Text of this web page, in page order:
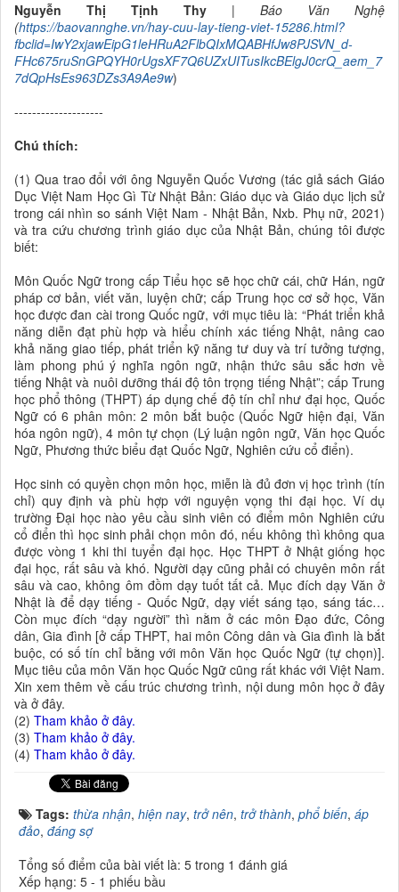
Nguyễn Thị Tịnh Thy | Báo Văn Nghệ
(https://baovannghe.vn/hay-cuu-lay-tieng-viet-15286.html?
fbclid=IwY2xjawEipG1leHRuA2FlbQIxMQABHfJw8PJSVN_d-
FHc675ruSnGPQYH0rUgsXF7Q6UZxUITusIkcBElgJ0crQ_aem_7
7dQpHsEs963DZs3A9Ae9w)
--------------------
Chú thích:
(1) Qua trao đổi với ông Nguyễn Quốc Vương (tác giả sách Giáo
Dục Việt Nam Học Gì Từ Nhật Bản: Giáo dục và Giáo dục lịch sử
trong cái nhìn so sánh Việt Nam - Nhật Bản, Nxb. Phụ nữ, 2021)
và tra cứu chương trình giáo dục của Nhật Bản, chúng tôi được
biết:
Môn Quốc Ngữ trong cấp Tiểu học sẽ học chữ cái, chữ Hán, ngữ
pháp cơ bản, viết văn, luyện chữ; cấp Trung học cơ sở học, Văn
học được đan cài trong Quốc ngữ, với mục tiêu là: “Phát triển khả
năng diễn đạt phù hợp và hiểu chính xác tiếng Nhật, nâng cao
khả năng giao tiếp, phát triển kỹ năng tư duy và trí tưởng tượng,
làm phong phú ý nghĩa ngôn ngữ, nhận thức sâu sắc hơn về
tiếng Nhật và nuôi dưỡng thái độ tôn trọng tiếng Nhật”; cấp Trung
học phổ thông (THPT) áp dụng chế độ tín chỉ như đại học, Quốc
Ngữ có 6 phân môn: 2 môn bắt buộc (Quốc Ngữ hiện đại, Văn
hóa ngôn ngữ), 4 môn tự chọn (Lý luận ngôn ngữ, Văn học Quốc
Ngữ, Phương thức biểu đạt Quốc Ngữ, Nghiên cứu cổ điển).
Học sinh có quyền chọn môn học, miễn là đủ đơn vị học trình (tín
chỉ) quy định và phù hợp với nguyện vọng thi đại học. Ví dụ
trường Đại học nào yêu cầu sinh viên có điểm môn Nghiên cứu
cổ điển thì học sinh phải chọn môn đó, nếu không thì không qua
được vòng 1 khi thi tuyển đại học. Học THPT ở Nhật giống học
đại học, rất sâu và khó. Người dạy cũng phải có chuyên môn rất
sâu và cao, không ôm đồm dạy tuốt tất cả. Mục đích dạy Văn ở
Nhật là để dạy tiếng - Quốc Ngữ, dạy viết sáng tạo, sáng tác…
Còn mục đích “dạy người” thì nằm ở các môn Đạo đức, Công
dân, Gia đình [ở cấp THPT, hai môn Công dân và Gia đình là bắt
buộc, có số tín chỉ bằng với môn Văn học Quốc Ngữ (tự chọn)].
Mục tiêu của môn Văn học Quốc Ngữ cũng rất khác với Việt Nam.
Xin xem thêm về cấu trúc chương trình, nội dung môn học ở đây
và ở đây.
(2) Tham khảo ở đây.
(3) Tham khảo ở đây.
(4) Tham khảo ở đây.
Tags: thừa nhận, hiện nay, trở nên, trở thành, phổ biến, áp
đảo, đáng sợ
Tổng số điểm của bài viết là: 5 trong 1 đánh giá
Xếp hạng: 5 - 1 phiếu bầu